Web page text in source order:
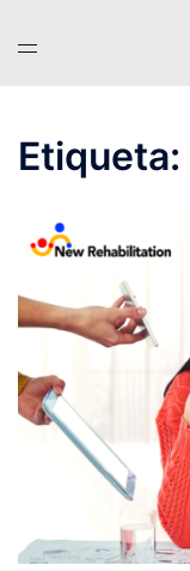
Alternar
Etiqueta: